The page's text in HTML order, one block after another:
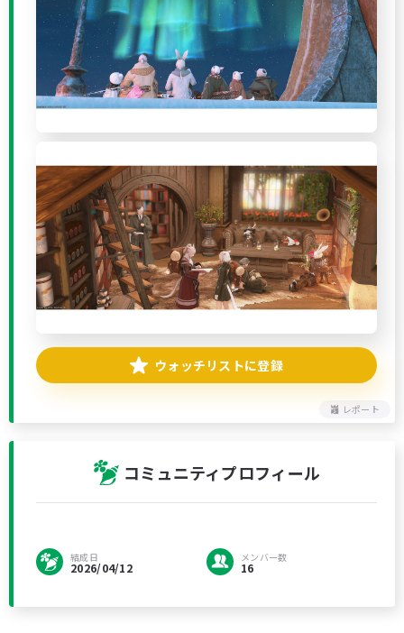
レポート
ウォッチリストに登録
コミュニティプロフィール
結成日
2026/04/12
メンバー数
16